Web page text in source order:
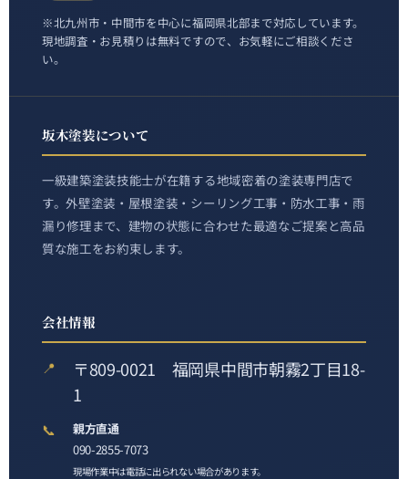
※北九州市・中間市を中心に福岡県北部まで対応しています。
現地調査・お見積りは無料ですので、お気軽にご相談くださ
い。
坂木塗装について
一級建築塗装技能士が在籍する地域密着の塗装専門店で
す。外壁塗装・屋根塗装・シーリング工事・防水工事・雨
漏り修理まで、建物の状態に合わせた最適なご提案と高品
質な施工をお約束します。
会社情報
📍
〒809-0021 福岡県中間市朝霧2丁目18-
1
📞
親方直通
090-2855-7073
現場作業中は電話に出られない場合があります。